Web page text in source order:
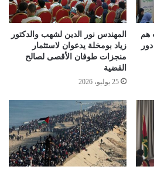
هم
المهندس نور الدين لشهب والدكتور
زياد بومخلة يدعوان لاستثمار
منجزات طوفان الأقصى لصالح
القضية
25 يوليو، 2026